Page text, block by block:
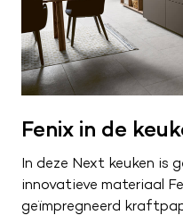
Gesloten
Fenix in de
In deze Next keuken is
innovatieve materiaal
geïmpregneerd